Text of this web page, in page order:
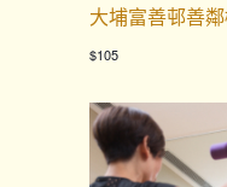
大埔富善邨善
$105